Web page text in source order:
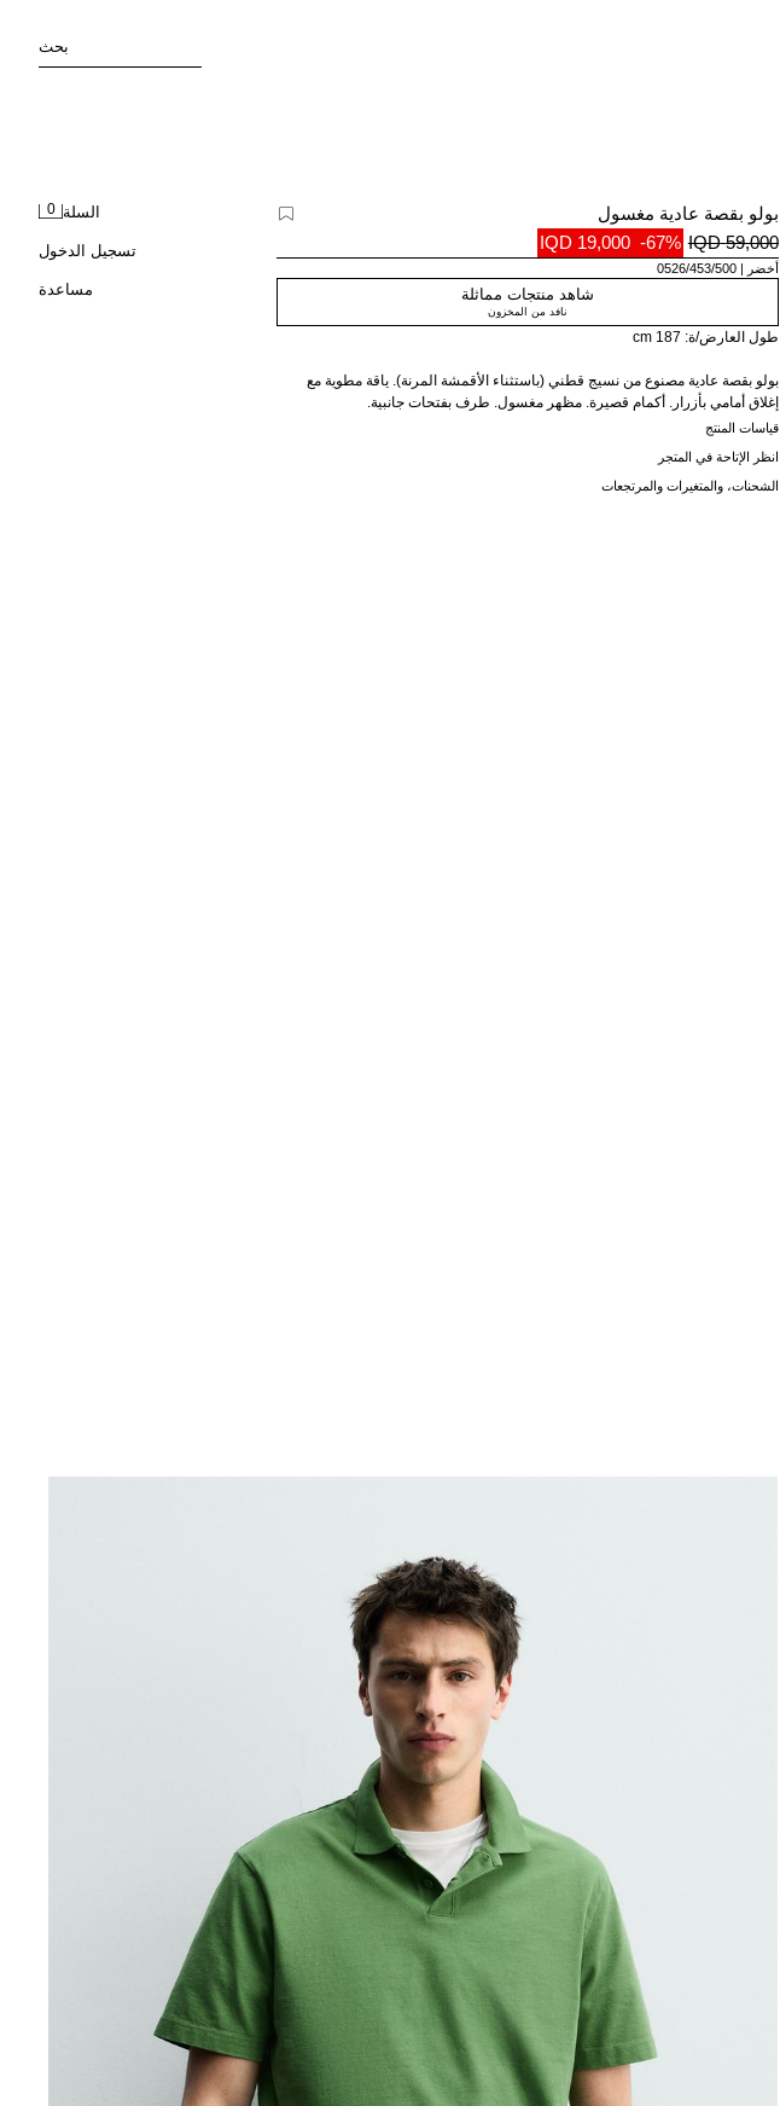
بحث
السلة 0
تسجيل الدخول
مساعدة
بولو بقصة عادية مغسول
59,000 IQD
-67%
19,000 IQD
أخضر 0526/453/500
شاهد منتجات مماثلة
نافد من المخزون
طول العارض/ة: 187 cm
بولو بقصة عادية مصنوع من نسيج قطني (باستثناء الأقمشة المرنة). ياقة مطوية مع
إغلاق أمامي بأزرار. أكمام قصيرة. مظهر مغسول. طرف بفتحات جانبية.
قياسات المنتج
انظر الإتاحة في المتجر
الشحنات، والمتغيرات والمرتجعات